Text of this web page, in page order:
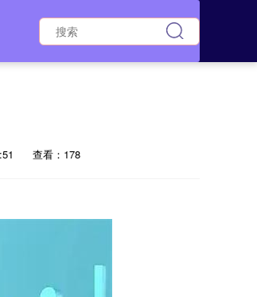
查看：178